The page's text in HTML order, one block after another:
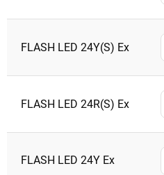
FLASH LED 24Y(S) Ex
FLASH LED 24R(S) Ex
FLASH LED 24Y Ex